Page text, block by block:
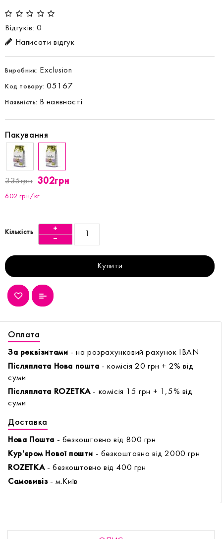
Відгуків: 0
Написати відгук
Виробник: Exclusion
Код товару:05167
Наявність: В наявності
Пакування
335грн 302грн
602 грн/кг
Кількість
Купити
Оплата
За реквізитами - на розрахунковий рахунок IBAN
Післяплата Нова пошта - комісія 20 грн + 2% від
суми
Післяплата ROZETKA- комісія 15 грн + 1,5% від
суми
Доставка
Нова Пошта - безкоштовно від 800 грн
Кур'єром Нової пошти - безкоштовно від 2000 грн
ROZETKA- безкоштовно від 400 грн
Самовивіз- м.Київ